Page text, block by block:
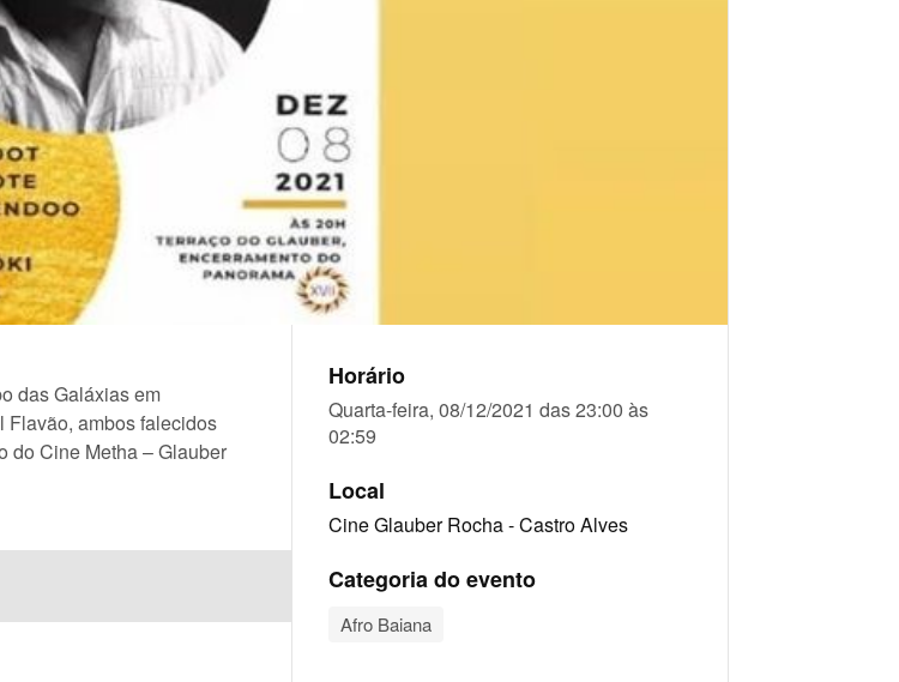
das Galáxias em
Flavão, ambos falecidos
do Cine Metha – Glauber
Horário
Quarta-feira, 08/12/2021 das 23:00 às
02:59
Local
Cine Glauber Rocha - Castro Alves
Categoria do evento
Afro Baiana